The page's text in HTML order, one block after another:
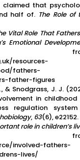
claimed that
half of. The Role of
Vital Role That
Emotional
resources-
fathers-
father-figures
& Snodgrass, J. J.
in childhood
regulation
, 63(6), e22152.
role in children’s
involved-fathers-
lives/